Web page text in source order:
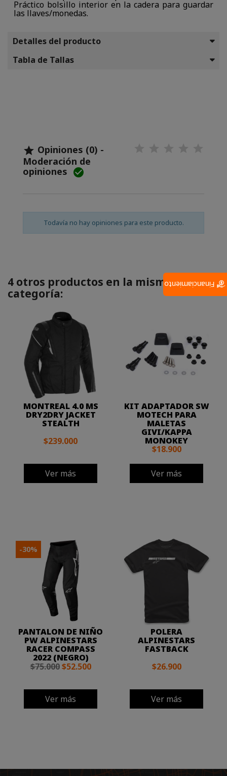
Práctico bolsillo interior en la cadera para guardar
las llaves/monedas.
Detalles del producto
Tabla de Tallas
 Opiniones (0) -
Moderación de
opiniones 
Todavía no hay opiniones para este producto.
4 otros productos en la misma
categoría:
MONTREAL 4.0 MS
DRY2DRY JACKET
STEALTH
$239.000
Ver más
KIT ADAPTADOR SW
MOTECH PARA
MALETAS
GIVI/KAPPA
MONOKEY
$18.900
Ver más
PANTALON DE NIÑO
PW ALPINESTARS
RACER COMPASS
2022 (NEGRO)
$75.000 $52.500
Ver más
-30%
POLERA
ALPINESTARS
FASTBACK
$26.900
Ver más
Financiamiento